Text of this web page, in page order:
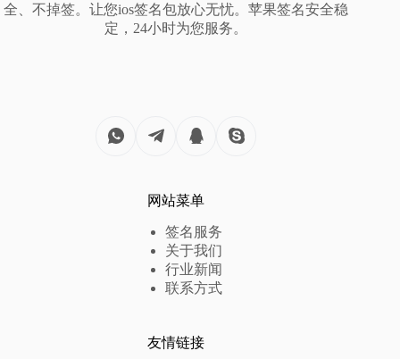
全、不掉签。让您ios签名包放心无忧。苹果签名安全稳
定，24小时为您服务。
网站菜单
签名服务
关于我们
行业新闻
联系方式
友情链接